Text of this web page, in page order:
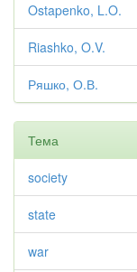
Ostapenko, L.O.
Riashko, O.V.
Ряшко, О.В.
Тема
society
state
war